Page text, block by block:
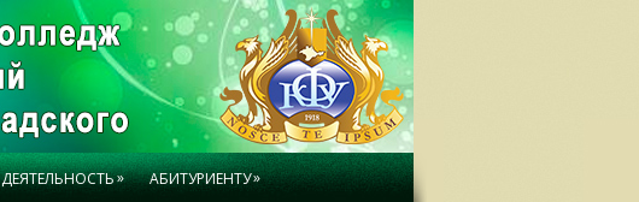
ДЕЯТЕЛЬНОСТЬ» АБИТУРИЕНТУ»